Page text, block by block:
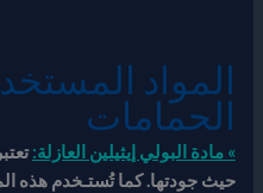
المواد
الحمامات
» مادة البولي إيثيلين العازلة:
حيث جودتها. كما تُستـخدم هذه